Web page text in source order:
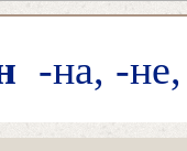
-на, -